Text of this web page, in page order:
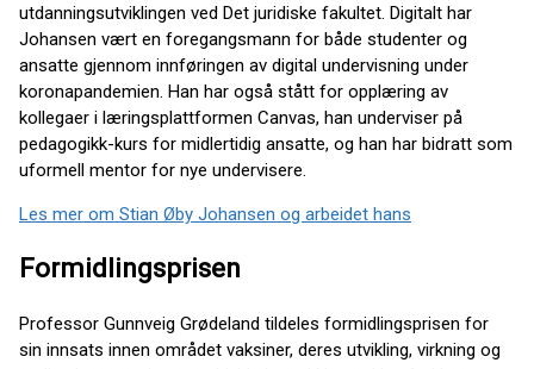
utdanningsutviklingen ved Det juridiske fakultet. Digitalt har
Johansen vært en foregangsmann for både studenter og
ansatte gjennom innføringen av digital undervisning under
koronapandemien. Han har også stått for opplæring av
kollegaer i læringsplattformen Canvas, han underviser på
pedagogikk-kurs for midlertidig ansatte, og han har bidratt som
uformell mentor for nye undervisere.
Les mer om Stian Øby Johansen og arbeidet hans
Formidlingsprisen
Professor Gunnveig Grødeland tildeles formidlingsprisen for
sin innsats innen området vaksiner, deres utvikling, virkning og